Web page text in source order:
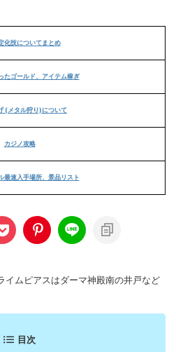
化技についてまとめ
たゴールド、アイテム稼ぎ
(メタル狩り)について
カジノ攻略
最速入手場所、景品リスト
イムピアスはダーマ神殿南の井戸など
目次